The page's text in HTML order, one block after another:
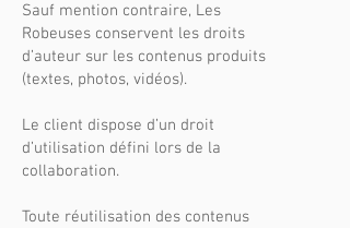
Sauf mention contraire, Les
Robeuses conservent les droits
d’auteur sur les contenus produits
(textes, photos, vidéos).
Le client dispose d’un droit
d’utilisation défini lors de la
collaboration.
Toute réutilisation des contenus